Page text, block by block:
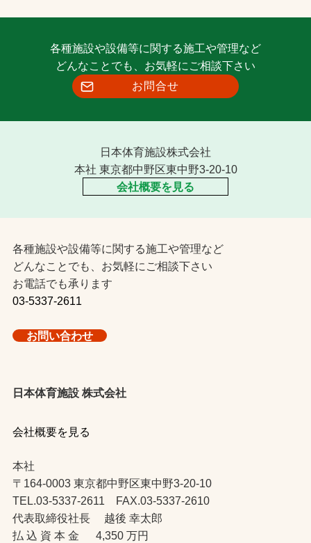
各種施設や設備等に関する施工や管理など
どんなことでも、お気軽にご相談下さい
お問合せ
日本体育施設株式会社
本社 東京都中野区東中野3-20-10
会社概要を見る
各種施設や設備等に関する施工や管理など
どんなことでも、お気軽にご相談下さい
お電話でも承ります
03-5337-2611
お問い合わせ
日本体育施設 株式会社
会社概要を見る
本社
〒164-0003 東京都中野区東中野3-20-10
TEL.03-5337-2611 FAX.03-5337-2610
代表取締役社長 越後 幸太郎
払 込 資 本 金 4,350 万円